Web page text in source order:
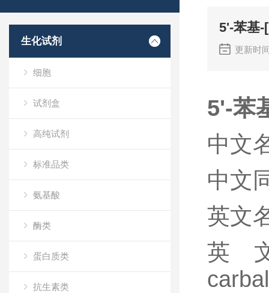
生化试剂
细胞
试剂盒
高纯试剂
标准品类
氨基酸
酶类
蛋白质类
抗生素类
5'-苯基-
更新时
5'-苯
中文
中文
英文
英文